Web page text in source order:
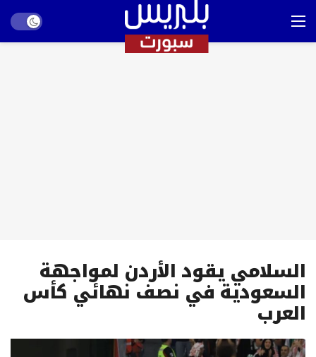
mode
السلامي يقود الأردن لمواجهة
السعودية في نصف نهائي كأس
العرب